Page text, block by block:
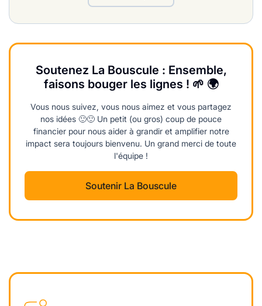
Soutenez La Bouscule : Ensemble,
faisons bouger les lignes ! 🌱 🌍
Vous nous suivez, vous nous aimez et vous partagez
nos idées 🙂🙂 Un petit (ou gros) coup de pouce
financier pour nous aider à grandir et amplifier notre
impact sera toujours bienvenu. Un grand merci de toute
l'équipe !
Soutenir La Bouscule